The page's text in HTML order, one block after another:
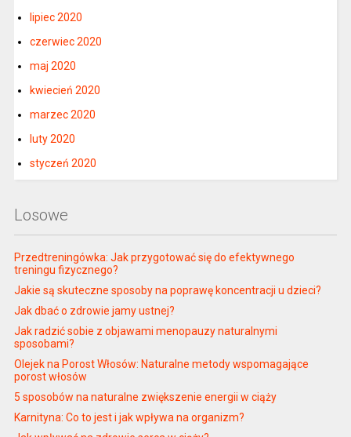
lipiec 2020
czerwiec 2020
maj 2020
kwiecień 2020
marzec 2020
luty 2020
styczeń 2020
Losowe
Przedtreningówka: Jak przygotować się do efektywnego
treningu fizycznego?
Jakie są skuteczne sposoby na poprawę koncentracji u dzieci?
Jak dbać o zdrowie jamy ustnej?
Jak radzić sobie z objawami menopauzy naturalnymi
sposobami?
Olejek na Porost Włosów: Naturalne metody wspomagające
porost włosów
5 sposobów na naturalne zwiększenie energii w ciąży
Karnityna: Co to jest i jak wpływa na organizm?